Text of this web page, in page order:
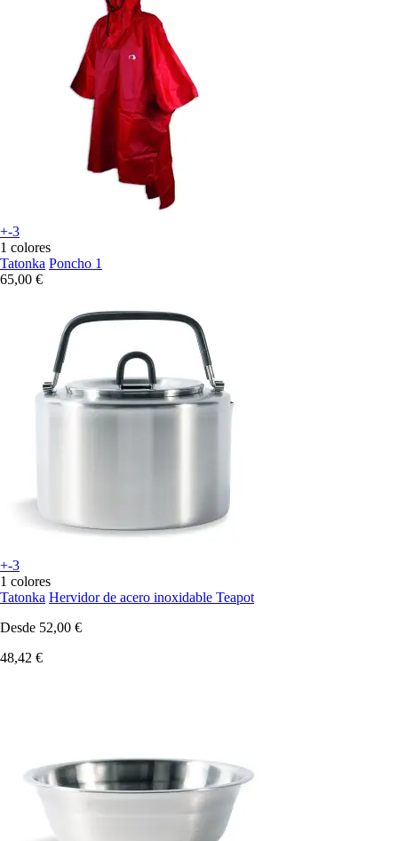
+-3
1 colores
Tatonka Poncho 1
65,00 €
+-3
1 colores
Tatonka Hervidor de acero inoxidable Teapot
Desde 52,00 €
48,42 €